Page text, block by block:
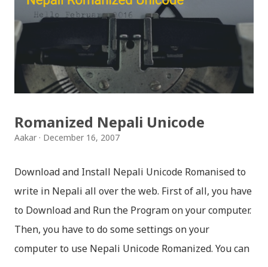
नेपाली किबोर्डको इमोजी खण्डमा गएर यी स्टिकरहरु प्रयोग गर्न
सकिन्छ । थिम हाम्रो नेपाली किबोर्डको यस संस्करणमा नयाँ किबोर्ड
थिम पनि थपिएको छ । हाम्रो नेपाली किबोर्डको सेटिङमा गएर आफूलाई
मन पर्ने थिम छान्न सकिन्छ । डार्क तथा लाइट गरेर हाललाई दुई
डिजाइनमा किबोर्ड थिम उपलब्ध छ । चलनचल्तिको “ब...
Romanized Nepali Unicode
Aakar December 16, 2007
Download and Install Nepali Unicode Romanised to
write in Nepali all over the web. First of all, you have
to Download and Run the Program on your computer.
Then, you have to do some settings on your
computer to use Nepali Unicode Romanized. You can